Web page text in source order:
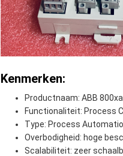
Kenmerken:
Productnaam: ABB 800xa
Functionaliteit: Process
Type: Process
Overbodigheid: hoge
Scalabiliteit: zeer